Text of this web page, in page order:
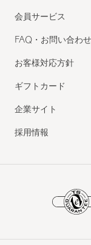
会員サービス
FAQ・お問い合わせ
お客様対応方針
ギフトカード
企業サイト
採用情報